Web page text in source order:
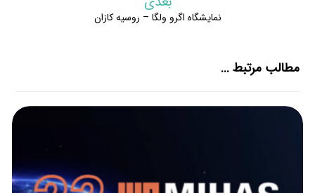
نمایشگاه اگرو ولگا – روسیه کازان
مطالب مرتبط ...